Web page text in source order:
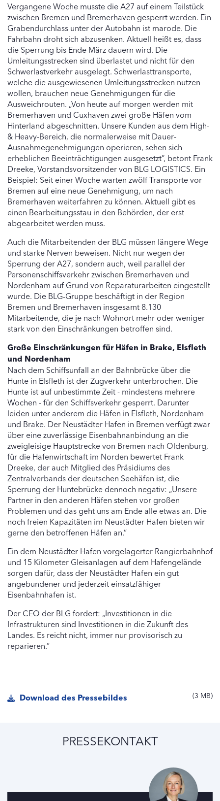
Vergangene Woche musste die A27 auf einem Teilstück
zwischen Bremen und Bremerhaven gesperrt werden. Ein
Grabendurchlass unter der Autobahn ist marode. Die
Fahrbahn droht sich abzusenken. Aktuell heißt es, dass
die Sperrung bis Ende März dauern wird. Die
Umleitungsstrecken sind überlastet und nicht für den
Schwerlastverkehr ausgelegt. Schwerlasttransporte,
welche die ausgewiesenen Umleitungsstrecken nutzen
wollen, brauchen neue Genehmigungen für die
Ausweichrouten. „Von heute auf morgen werden mit
Bremerhaven und Cuxhaven zwei große Häfen vom
Hinterland abgeschnitten. Unsere Kunden aus dem High-
& Heavy-Bereich, die normalerweise mit Dauer-
Ausnahmegenehmigungen operieren, sehen sich
erheblichen Beeinträchtigungen ausgesetzt”, betont Frank
Dreeke, Vorstandsvorsitzender von BLG LOGISTICS. Ein
Beispiel: Seit einer Woche warten zwölf Transporte vor
Bremen auf eine neue Genehmigung, um nach
Bremerhaven weiterfahren zu können. Aktuell gibt es
einen Bearbeitungsstau in den Behörden, der erst
abgearbeitet werden muss.
Auch die Mitarbeitenden der BLG müssen längere Wege
und starke Nerven beweisen. Nicht nur wegen der
Sperrung der A27, sondern auch, weil parallel der
Personenschiffsverkehr zwischen Bremerhaven und
Nordenham auf Grund von Reparaturarbeiten eingestellt
wurde. Die BLG-Gruppe beschäftigt in der Region
Bremen und Bremerhaven insgesamt 8.130
Mitarbeitende, die je nach Wohnort mehr oder weniger
stark von den Einschränkungen betroffen sind.
Große Einschränkungen für Häfen in Brake, Elsfleth
und Nordenham
Nach dem Schiffsunfall an der Bahnbrücke über die
Hunte in Elsfleth ist der Zugverkehr unterbrochen. Die
Hunte ist auf unbestimmte Zeit - mindestens mehrere
Wochen - für den Schiffsverkehr gesperrt. Darunter
leiden unter anderem die Häfen in Elsfleth, Nordenham
und Brake. Der Neustädter Hafen in Bremen verfügt zwar
über eine zuverlässige Eisenbahnanbindung an die
zweigleisige Hauptstrecke von Bremen nach Oldenburg,
für die Hafenwirtschaft im Norden bewertet Frank
Dreeke, der auch Mitglied des Präsidiums des
Zentralverbands der deutschen Seehäfen ist, die
Sperrung der Huntebrücke dennoch negativ: „Unsere
Partner in den anderen Häfen stehen vor großen
Problemen und das geht uns am Ende alle etwas an. Die
noch freien Kapazitäten im Neustädter Hafen bieten wir
gerne den betroffenen Häfen an.”
Ein dem Neustädter Hafen vorgelagerter Rangierbahnhof
und 15 Kilometer Gleisanlagen auf dem Hafengelände
sorgen dafür, dass der Neustädter Hafen ein gut
angebundener und jederzeit einsatzfähiger
Eisenbahnhafen ist.
Der CEO der BLG fordert: „Investitionen in die
Infrastrukturen sind Investitionen in die Zukunft des
Landes. Es reicht nicht, immer nur provisorisch zu
reparieren.”
Download des Pressebildes 3 MB
PRESSEKONTAKT